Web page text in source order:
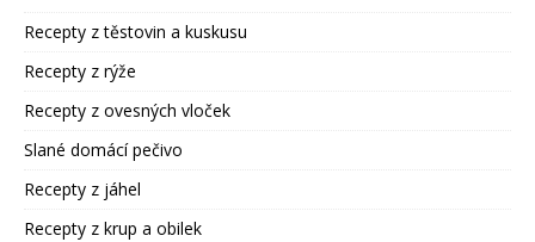
Recepty z těstovin a kuskusu
Recepty z rýže
Recepty z ovesných vloček
Slané domácí pečivo
Recepty z jáhel
Recepty z krup a obilek